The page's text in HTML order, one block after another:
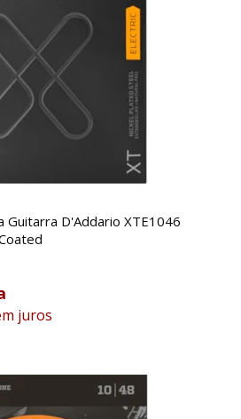
Guitarra D'Addario XTE1046
juros